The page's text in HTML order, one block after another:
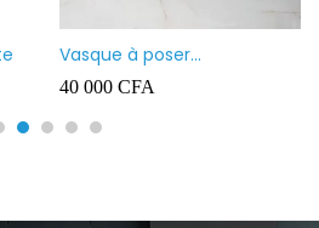
Vasque à poser
rectangulaire noir mate
40 000 CFA